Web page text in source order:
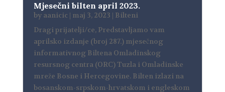
Mjesečni bilten april 2023.
by aanicic | maj 3, 2023 | Bilteni
Dragi prijatelji/ce, Predstavljamo vam
aprilsko izdanje (broj 287.) mjesečnog
informativnog Biltena Omladinskog
resursnog centra (ORC) Tuzla i Omladinske
mreže Bosne i Hercegovine. Bilten izlazi na
bosanskom-srpskom-hrvatskom i engleskom